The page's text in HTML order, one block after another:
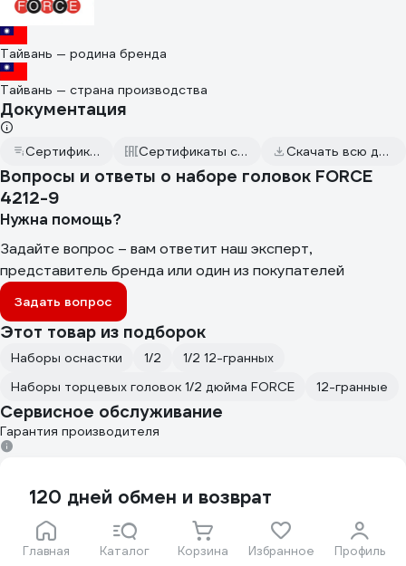
Главная Каталог Корзина Избранное Профиль
Тайвань — родина бренда
Тайвань — страна производства
Документация
Сертификат дилера Сертификаты соответствия Скачать всю документацию
Вопросы и ответы о наборе головок FORCE
4212-9
Нужна помощь?
Задайте вопрос – вам ответит наш эксперт,
представитель бренда или один из покупателей
Задать вопрос
Этот товар из подборок
Наборы оснастки 1/2
1/2 12-гранных
Наборы торцевых головок 1/2 дюйма FORCE
12-гранные
Сервисное обслуживание
Гарантия производителя
120 дней обмен и возврат
Вы можете вернуть товар, который не был
использован
Подробнее